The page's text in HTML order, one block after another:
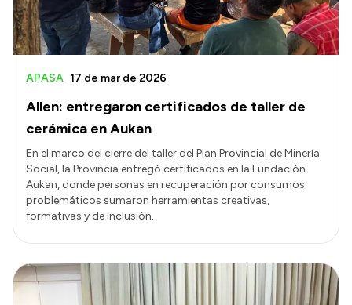
Allen: entregaron certificados de taller de
cerámica en Aukan
APASA 17 de mar de 2026
En el marco del cierre del taller del Plan Provincial de Minería
Social, la Provincia entregó certificados en la Fundación
Aukan, donde personas en recuperación por consumos
problemáticos sumaron herramientas creativas,
formativas y de inclusión.